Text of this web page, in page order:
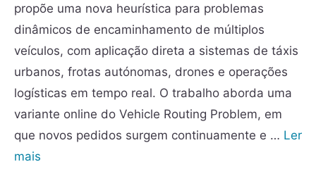
propõe uma nova heurística para problemas
dinâmicos de encaminhamento de múltiplos
veículos, com aplicação direta a sistemas de táxis
urbanos, frotas autónomas, drones e operações
logísticas em tempo real. O trabalho aborda uma
variante online do Vehicle Routing Problem, em
que novos pedidos surgem continuamente e … Ler
mais